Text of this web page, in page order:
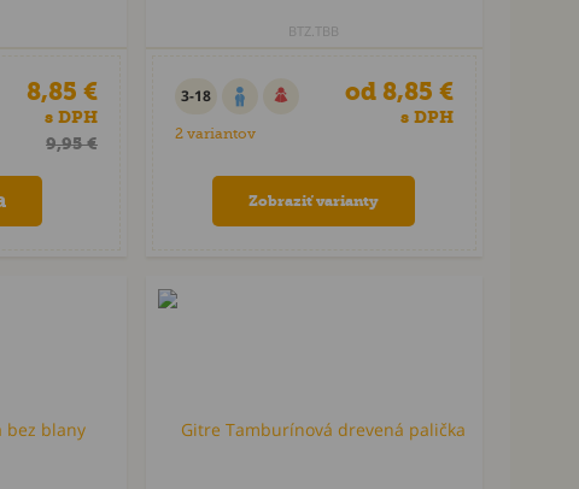
8,85 €
s DPH
9,95 €
BTZ.TBB
3-18
2 variantov
od 8,85 €
s DPH
Zobraziť varianty